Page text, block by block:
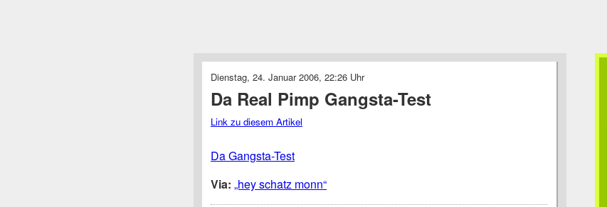
Dienstag, 24. Januar 2006, 22:26 Uhr
Da Real Pimp Gangsta-Test
Link zu diesem Artikel
Da Gangsta-Test
Via: „hey schatz monn“